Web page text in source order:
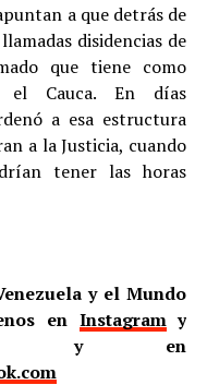
a que detrás de
disidencias de
que tiene como
el Cauca. En días
a esa estructura
a la Justicia, cuando
tener las horas
y el Mundo
en Instagramy
en